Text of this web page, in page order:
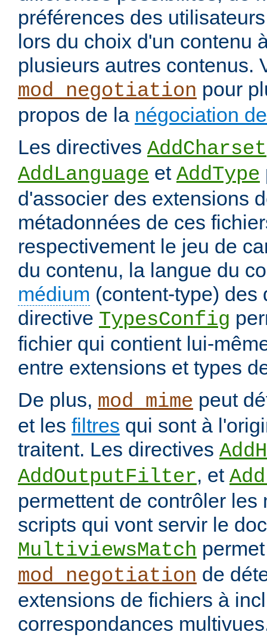
préférences des
lors du choix d'un contenu
plusieurs autres contenus.
mod_negotiation pour
propos de la négociation
Les directives AddCharset
AddLanguage et AddType
d'associer des extensions
métadonnées de ces
respectivement le jeu de
du contenu, la langue du
médium (content-type) des
directive TypesConfig
fichier qui contient lui-
entre extensions et types
De plus, mod_mime peut
et les filtres qui sont à
traitent. Les directives
AddOutputFilter, et
permettent de contrôler les
scripts qui vont servir le
MultiviewsMatch
mod_negotiation de
extensions de fichiers à
correspondances